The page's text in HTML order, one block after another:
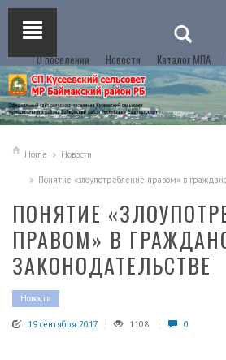
О поселении Новости Каталог МПА
Home Новости
Понятие «злоупотребление правом» в
ПОНЯТИЕ
ПРАВОМ» В
ЗАКОНОДАТЕЛЬСТВЕ
Новости
19 сентября 2017 1108 0